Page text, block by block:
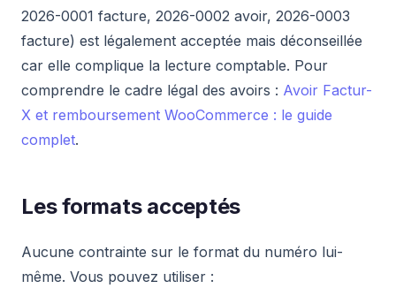
2026-0001 facture, 2026-0002 avoir, 2026-0003
facture) est légalement acceptée mais déconseillée
car elle complique la lecture comptable. Pour
comprendre le cadre légal des avoirs : Avoir Factur-
X et remboursement WooCommerce : le guide
complet.
Les formats acceptés
Aucune contrainte sur le format du numéro lui-
même. Vous pouvez utiliser :